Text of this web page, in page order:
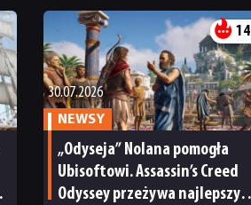
14
30.07.2026
NEWSY
„Odyseja” Nolana pomogła
Ubisoftowi. Assassin’s Creed
Odyssey przeżywa najlepszy